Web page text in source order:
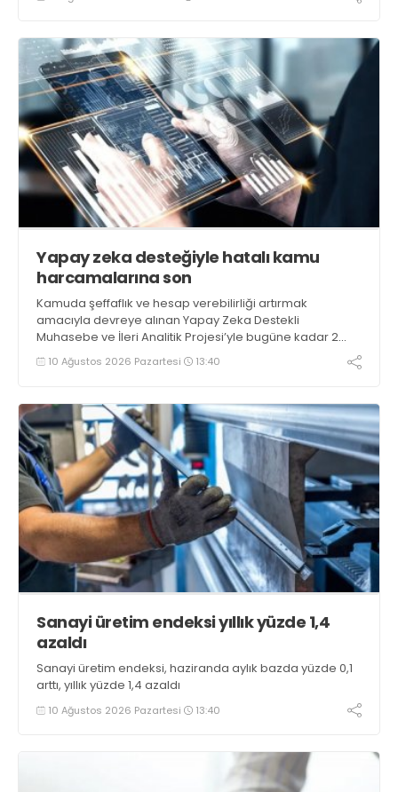
Yapay zeka desteğiyle hatalı kamu
harcamalarına son
Kamuda şeffaflık ve hesap verebilirliği artırmak
amacıyla devreye alınan Yapay Zeka Destekli
Muhasebe ve İleri Analitik Projesi’yle bugüne kadar 2
milyar liranın üzerinde verimsizlik riski taşıyan kamu
harcaması tespit edildi
10 Ağustos 2026 Pazartesi 13:40
Sanayi üretim endeksi yıllık yüzde 1,4
azaldı
Sanayi üretim endeksi, haziranda aylık bazda yüzde 0,1
arttı, yıllık yüzde 1,4 azaldı
10 Ağustos 2026 Pazartesi 13:40